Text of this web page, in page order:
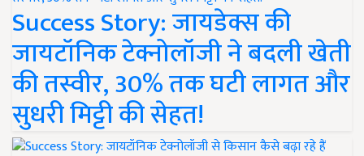
Success Story: जायडेक्स की
जायटॉनिक टेक्नोलॉजी ने बदली खेती
की तस्वीर, 30% तक घटी लागत और
सुधरी मिट्टी की सेहत!